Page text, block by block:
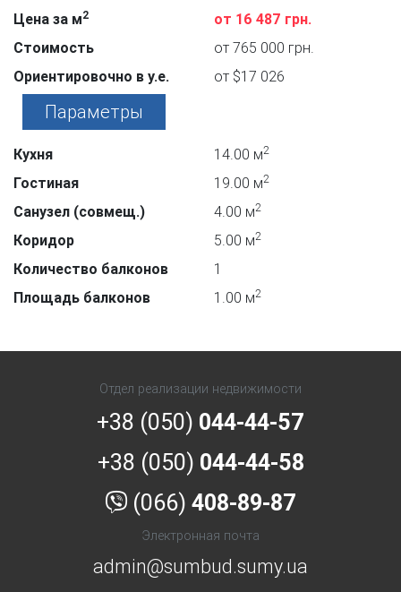
Цена за м2
от 16 487 грн.
Стоимость
от 765 000 грн.
Ориентировочно в у.е.
от $17 026
Параметры
Кухня 14.00 м2
Гостиная 19.00 м2
Санузел (совмещ.) 4.00 м2
Коридор 5.00 м2
Количество балконов
1
Площадь балконов
1.00 м2
Отдел реализации недвижимости
+38 (050) 044-44-57
+38 (050) 044-44-58
(066) 408-89-87
Электронная почта
admin@sumbud.sumy.ua